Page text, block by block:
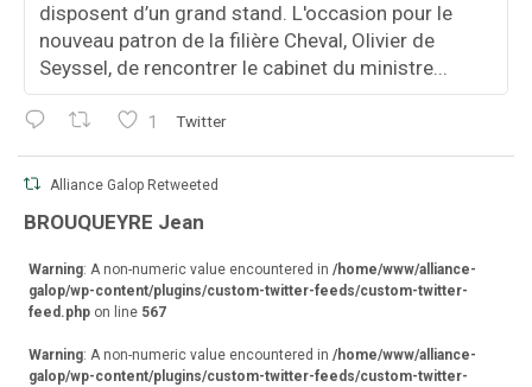
disposent d’un grand stand. L'occasion pour le
nouveau patron de la filière Cheval, Olivier de
Seyssel, de rencontrer le cabinet du ministre...
1 Twitter
Alliance Galop Retweeted
BROUQUEYRE Jean
Warning: A non-numeric value encountered in /home/www/alliance-
galop/wp-content/plugins/custom-twitter-feeds/custom-twitter-
feed.php on line 567
Warning: A non-numeric value encountered in /home/www/alliance-
galop/wp-content/plugins/custom-twitter-feeds/custom-twitter-